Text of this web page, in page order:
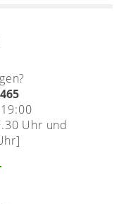
Uhr und